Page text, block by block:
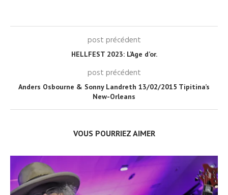
post précédent
HELLFEST 2023: L’Age d’or.
post précédent
Anders Osbourne & Sonny Landreth 13/02/2015 Tipitina’s
New-Orleans
VOUS POURRIEZ AIMER